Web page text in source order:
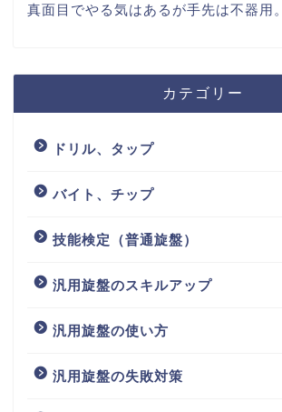
真面目でやる気はあるが手先は不器用。
カテゴリー
ドリル、タップ
バイト、チップ
技能検定（普通旋盤）
汎用旋盤のスキルアップ
汎用旋盤の使い方
汎用旋盤の失敗対策